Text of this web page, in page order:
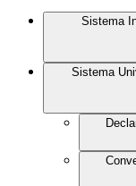
Sistema
Sistema